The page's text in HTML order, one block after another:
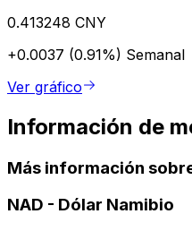
0.413248 CNY
+0.0037 (0.91%) Semanal
Ver gráfico
Información de
Más información
NAD - Dólar Namibio